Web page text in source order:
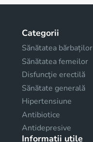
Categorii
Sănătatea bărbaților
Sănătatea femeilor
Disfuncţie erectilă
Sănătate generală
Hipertensiune
Antibiotice
Antidepresive
Informații utile